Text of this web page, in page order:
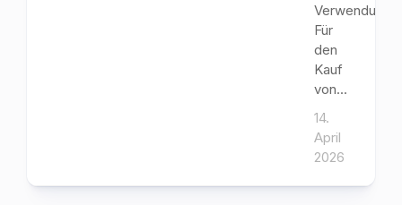
Für
den
Kauf
von...
14.
April
2026